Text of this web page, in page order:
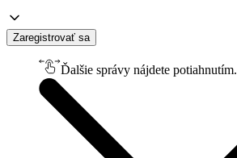
Zaregistrovať sa
Ďalšie správy nájdete potiahnutím.